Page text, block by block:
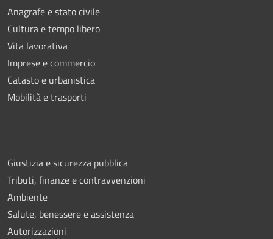
Anagrafe e stato civile
Cultura e tempo libero
Vita lavorativa
Imprese e commercio
Catasto e urbanistica
Mobilità e trasporti
Giustizia e sicurezza pubblica
Tributi, finanze e contravvenzioni
Ambiente
Salute, benessere e assistenza
Autorizzazioni